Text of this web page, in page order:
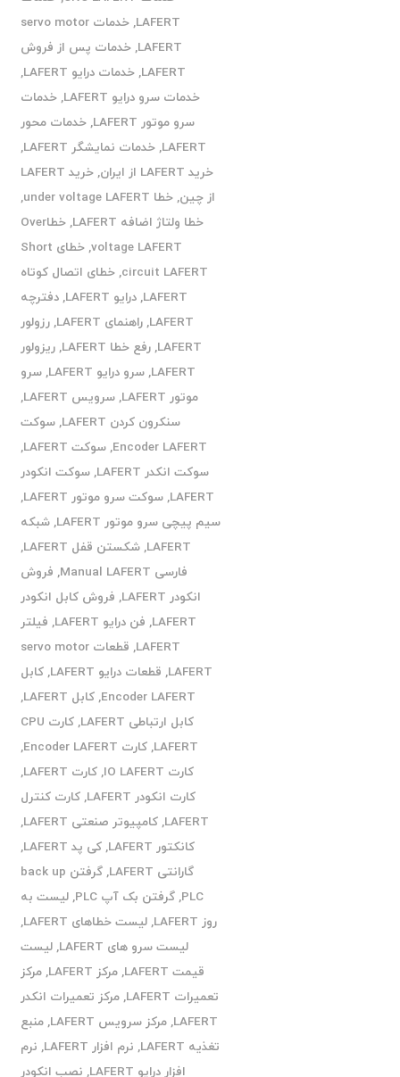
LAFERT
,
خدمات servo motor
LAFERT
,خدمات پس از فروش
LAFERT
,خدمات درایو LAFERT
,
خدمات سرو درایو LAFERT
,خدمات
سرو موتور LAFERT
,خدمات محور
LAFERT
,خدمات نمایشگر LAFERT
,
خرید LAFERT از ایران
,
خرید LAFERT
از چین,خطا under voltage LAFERT
,
خطا ولتاژ اضافه LAFERT
,
خطاOver
voltage LAFERT
,
خطای Short
circuit LAFERT
,خطای اتصال کوتاه
LAFERT
,درایو LAFERT ,دفترچه
LAFERT
,راهنمای LAFERT ,رزولور
LAFERT
,رفع خطا LAFERT ,ریزولور
LAFERT
,سرو درایو LAFERT ,سرو
موتور LAFERT
,سرویس LAFERT
,
سنکرون کردن LAFERT
,سوکت
Encoder LAFERT
,سوکت LAFERT
,
سوکت انکدر LAFERT
,سوکت انکودر
LAFERT
,سوکت سرو موتور LAFERT
,
سیم پیچی سرو موتور LAFERT
,شبکه
LAFERT
,شکستن قفل LAFERT
,
فارسی Manual LAFERT
, فروش
انکودر LAFERT
, فروش کابل انکودر
LAFERT
, فن درایو LAFERT , فیلتر
LAFERT
,
قطعات servo motor
LAFERT
, قطعات درایو LAFERT ,کابل
Encoder LAFERT
,کابل LAFERT
,
کابل ارتباطی LAFERT
,
کارت CPU
LAFERT
,کارت Encoder LAFERT
,
کارت IO LAFERT
,کارت LAFERT
,
کارت انکودر LAFERT
,کارت کنترل
LAFERT
,کامپیوتر صنعتی LAFERT
,
کانکتور LAFERT
,کی پد LAFERT
,
گارانتی LAFERT
,
گرفتن back up
PLC
,گرفتن بک آپ PLC ,لیست به
روز LAFERT
,لیست خطاهای LAFERT
,
لیست سرو های LAFERT
,لیست
قیمت LAFERT
,مرکز LAFERT ,مرکز
تعمیرات LAFERT
,مرکز تعمیرات انکدر
LAFERT
,مرکز سرویس LAFERT ,منبع
تغذیه LAFERT
, نرم افزار LAFERT , نرم
افزار درایو LAFERT
, نصب انکودر